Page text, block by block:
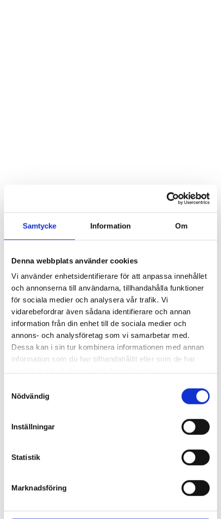
Samtycke Information Om
Denna webbplats använder cookies
Vi använder enhetsidentifierare för att anpassa innehållet
och annonserna till användarna, tillhandahålla funktioner
för sociala medier och analysera vår trafik. Vi
vidarebefordrar även sådana identifierare och annan
information från din enhet till de sociala medier och
annons- och analysföretag som vi samarbetar med.
Dessa kan i sin tur kombinera informationen med annan
information som du har tillhandahållit eller som de har
Nödvändig
Inställningar
Statistik
Marknadsföring